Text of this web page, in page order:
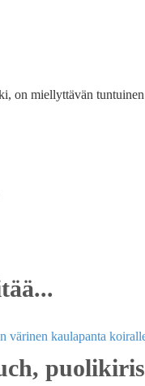
on miellyttävän